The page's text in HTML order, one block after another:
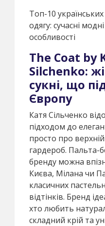
Топ-10
одягу: сучасні
особливості
The Coat by
Silchenko:
сукні, що
Європу
Катя Сільченко
підходом до
просто про
гардероб. Пальта-
бренду можна
Києва, Мілана чи
класичних
відтінків. Бренд
хто любить
складний крій та